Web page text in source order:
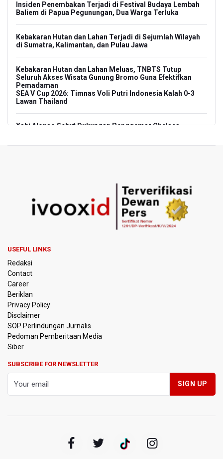
Insiden Penembakan Terjadi di Festival Budaya Lembah
Baliem di Papua Pegunungan, Dua Warga Terluka
Kebakaran Hutan dan Lahan Terjadi di Sejumlah Wilayah
di Sumatra, Kalimantan, dan Pulau Jawa
Kebakaran Hutan dan Lahan Meluas, TNBTS Tutup
Seluruh Akses Wisata Gunung Bromo Guna Efektifkan
Pemadaman
SEA V Cup 2026: Timnas Voli Putri Indonesia Kalah 0-3
Lawan Thailand
Xabi Alonso Sebut Dukungan Penggemar Chelsea
Tim 9 Kejagung Periksa Febrie Adransayah sebagai
Tersangka dan Saksi Terkait Kasus TPPU
BPIP: Satu Siswa Sekolah Rakyat Jadi Calon Paskibraka
Lahan
Kemensos Targetkan 150 Ribu Siswa Masuk Program
Sekolah Rakyat Tahun 2027
Pemprov DKI Jakarta Pastikan Data Pajak dan Aset
Daerah Aman dari Kebakaran Bapenda
Dongkrak Optimisme Pasar, Ekonom Sebut Investor
Masih Selektif
Anggota DPR Desak Polisi Usut Tuntas Temuan Ratusan
BGN Beri Batas Waktu SPPG Kantongi SLHS Paling
USEFUL LINKS
Redaksi
Contact
Career
Beriklan
Privacy Policy
Disclaimer
SOP Perlindungan Jurnalis
Pedoman Pemberitaan Media
Siber
SUBSCRIBE FOR NEWSLETTER